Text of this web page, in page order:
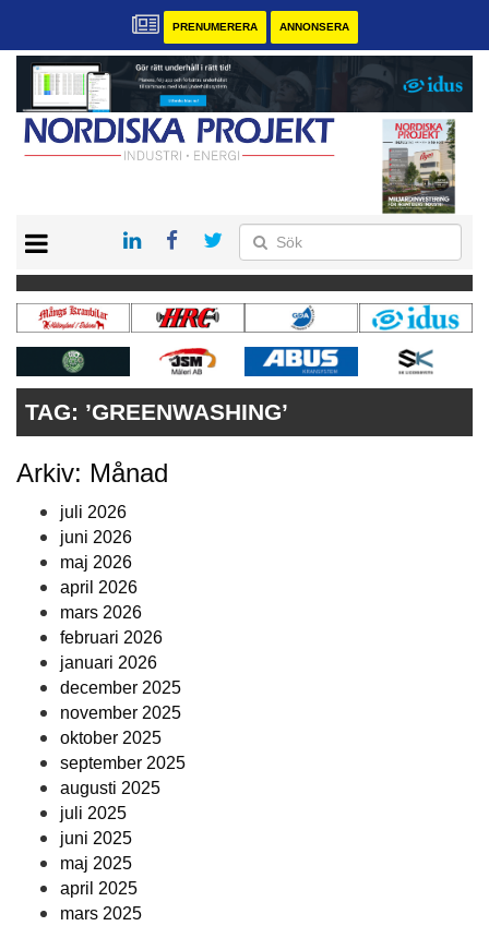
PRENUMERERA ANNONSERA
KONTAKT
VÅRA ANDRA MAGASIN
PRENUMERERA
ANNONSERA
TAG: ’GREENWASHING’
Arkiv: Månad
juli 2026
juni 2026
maj 2026
april 2026
mars 2026
februari 2026
januari 2026
december 2025
november 2025
oktober 2025
september 2025
augusti 2025
juli 2025
juni 2025
maj 2025
april 2025
mars 2025